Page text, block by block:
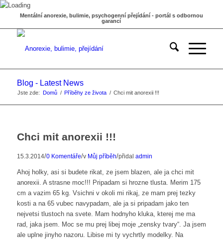
Mentální anorexie, bulimie, psychogenní přejídání - portál s odbornou
garancí
Blog - Latest News
Jste zde: Domů / Příběhy ze života / Chci mit anorexii !!!
Chci mit anorexii !!!
15.3.2014/0 Komentáře/v Můj příběh/přidal admin
Ahoj holky, asi si budete rikat, ze jsem blazen, ale ja chci mit
anorexii. A strasne moc!!! Pripadam si hrozne tlusta. Merim 175
cm a vazim 65 kg. Vsichni v okoli mi rikaj, ze mam prej tezky
kosti a na 65 vubec navypadam, ale ja si pripadam jako ten
nejvetsi tlustoch na svete. Mam hodnyho kluka, kterej me ma
rad, jaka jsem. Moc se mu prej libej moje „zensky tvary“. Ja jsem
ale uplne jinyho nazoru. Libise mi ty vychrtly modelky. Na